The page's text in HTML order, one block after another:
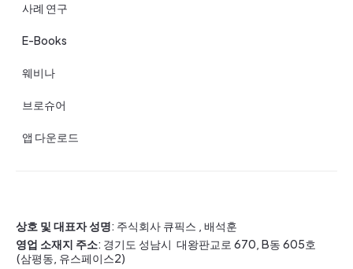
사례 연구
E-Books
웨비나
브로슈어
앱 다운로드
상호 및 대표자 성명: 주식회사 큐픽스 , 배석훈
영업 소재지 주소: 경기도 성남시 대왕판교로 670, B동 605호
(삼평동, 유스페이스2)